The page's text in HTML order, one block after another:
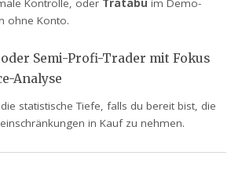
Kontrolle, oder Tratabu im Demo-
ohne Konto.
Semi-Profi-Trader mit Fokus
Analyse
statistische Tiefe, falls du bereit bist, die
in Kauf zu nehmen.